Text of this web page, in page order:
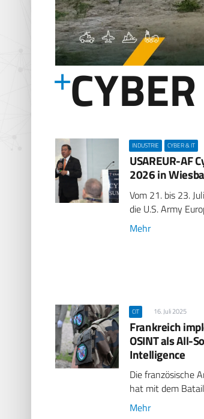
CYBER
INDUSTRIE CYBER & IT
USAREUR-AF
2026 in
Vom 21. bis 23.
die U.S. Army
Mehr
CIT 16. Juli 2025
Frankreich
OSINT als All-
Intelligence
Die französische
hat mit dem
Mehr